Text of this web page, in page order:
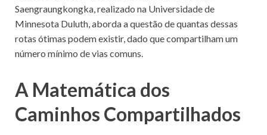
Saengraungkongka, realizado na Universidade de
Minnesota Duluth, aborda a questão de quantas dessas
rotas ótimas podem existir, dado que compartilham um
número mínimo de vias comuns.
A Matemática dos
Caminhos Compartilhados